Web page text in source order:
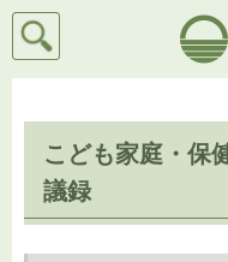
芦屋市
検索
こども家庭・保
議録